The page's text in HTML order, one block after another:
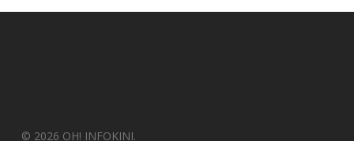
© 2026 OH! INFOKINI.